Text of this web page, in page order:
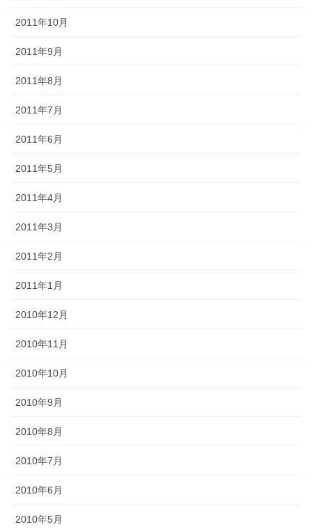
2011年10月
2011年9月
2011年8月
2011年7月
2011年6月
2011年5月
2011年4月
2011年3月
2011年2月
2011年1月
2010年12月
2010年11月
2010年10月
2010年9月
2010年8月
2010年7月
2010年6月
2010年5月